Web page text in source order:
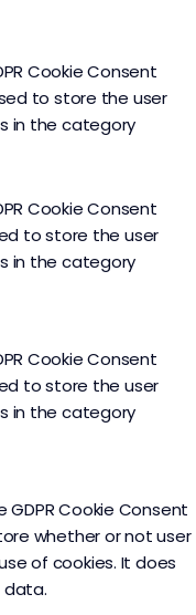
Cookie Consent
to store the user
in the category
Cookie Consent
to store the user
in the category
Cookie Consent
to store the user
in the category
Cookie Consent
whether or not user
of cookies. It does
data.